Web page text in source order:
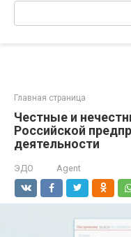
Поиск:
Главная страница
Честные и
Российской
деятельности
ЭДО Agent